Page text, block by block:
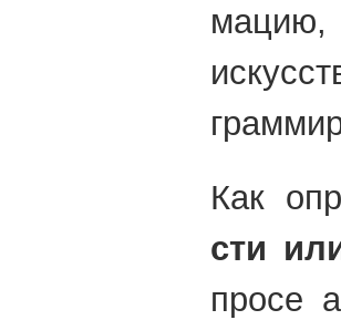
ма­цию,
Как
сти
про­се